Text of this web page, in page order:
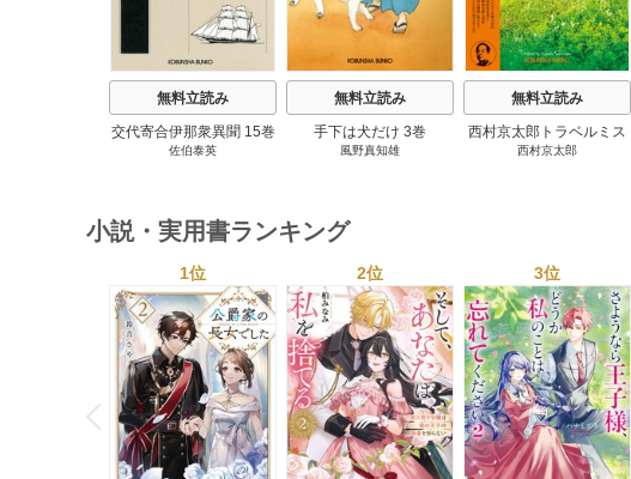
無料立読み
交代寄合伊那衆異聞 15巻
佐伯泰英
無料立読み
手下は犬だけ 3巻
風野真知雄
無料立読み
西村京太郎トラベルミス
テリー・セレクション 2
西村京太郎
小説・実用書ランキング
P
r
e
v
i
o
u
s
1位 2位 3位